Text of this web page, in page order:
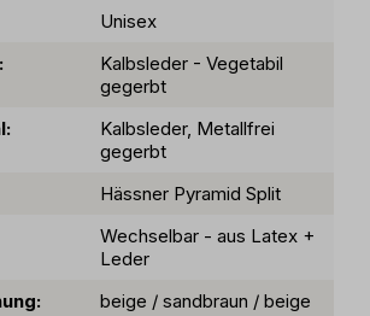
Unisex
Kalbsleder - Vegetabil
gegerbt
Kalbsleder, Metallfrei
gegerbt
Hässner Pyramid Split
Wechselbar - aus Latex +
Leder
beige / sandbraun / beige